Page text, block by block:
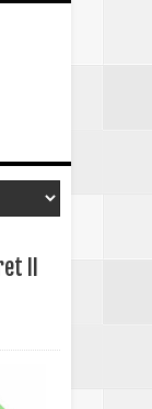
II